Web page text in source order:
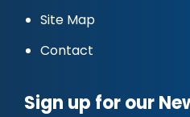
Site Map
Contact
Sign up for our